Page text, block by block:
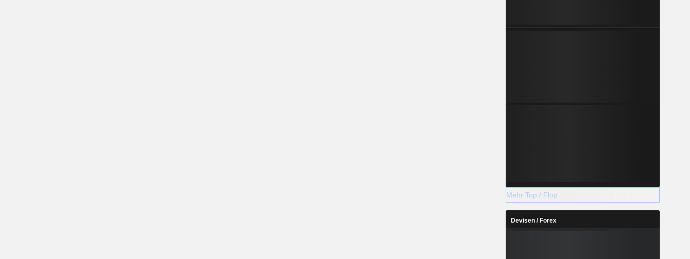
Mehr Top / Flop
Devisen / Forex